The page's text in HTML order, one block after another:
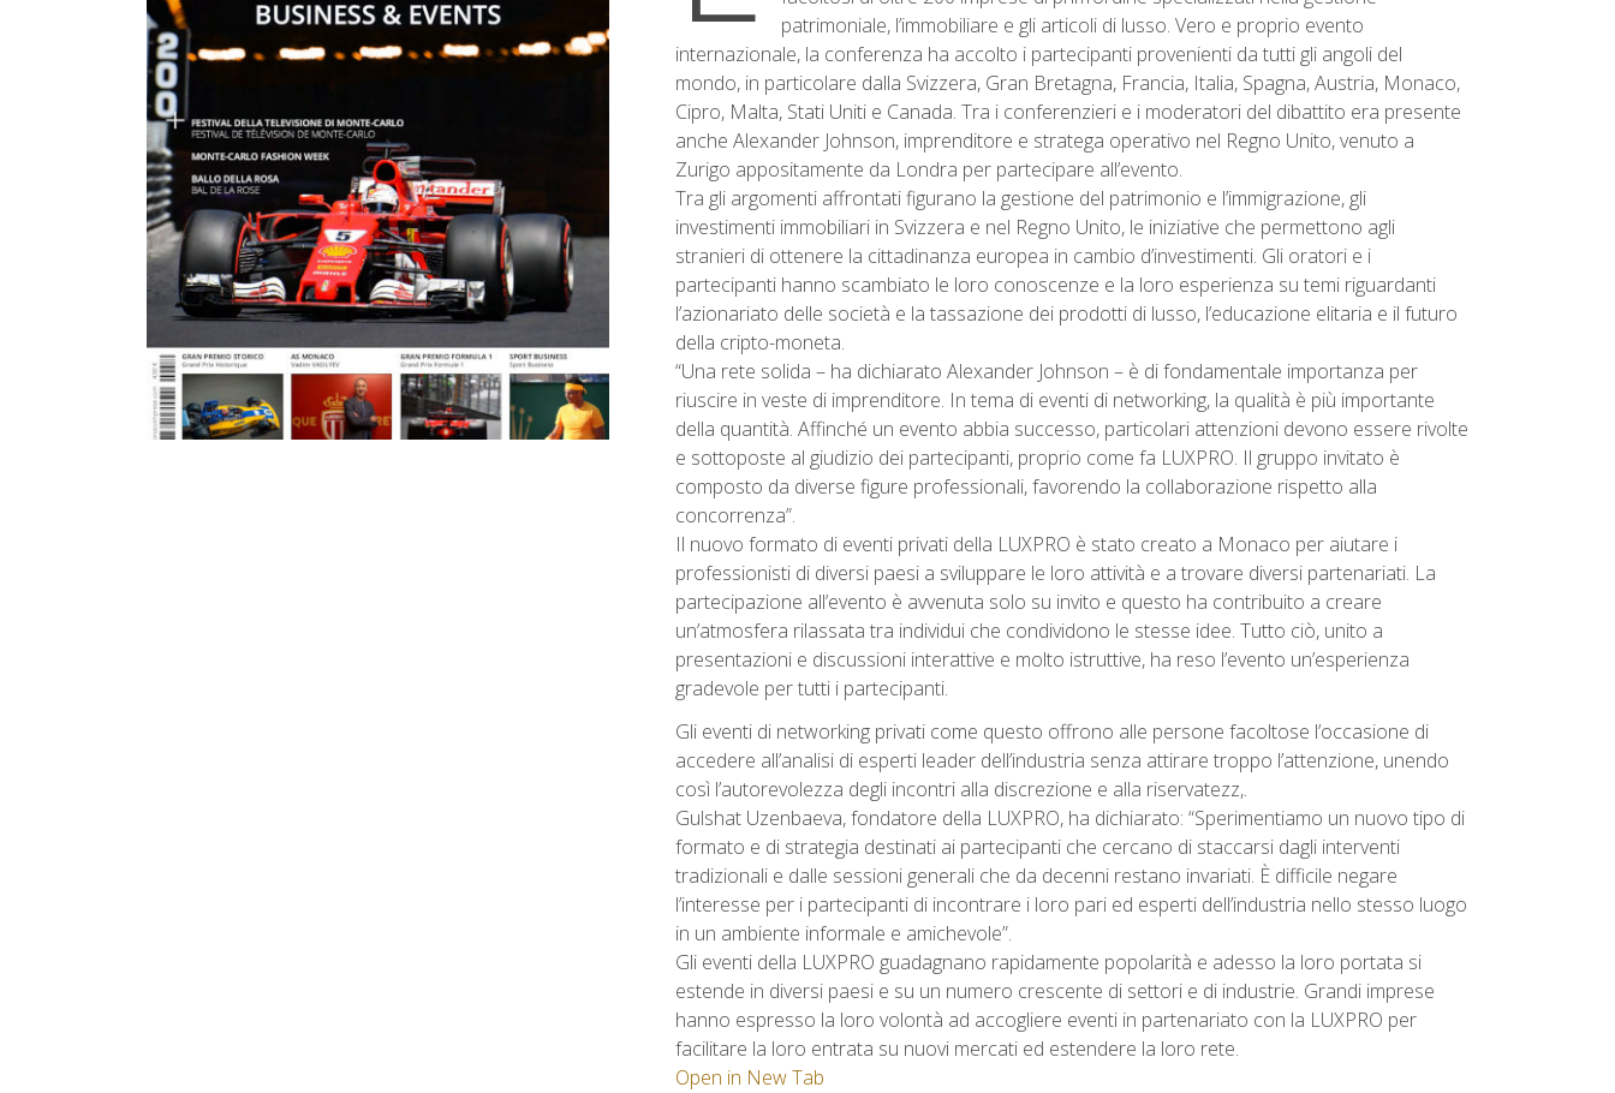
patrimoniale, l’immobiliare e gli articoli di lusso. Vero e proprio evento
internazionale, la conferenza ha accolto i partecipanti provenienti da tutti gli angoli del
mondo, in particolare dalla Svizzera, Gran Bretagna, Francia, Italia, Spagna, Austria, Monaco,
Cipro, Malta, Stati Uniti e Canada. Tra i conferenzieri e i moderatori del dibattito era presente
anche Alexander Johnson, imprenditore e stratega operativo nel Regno Unito, venuto a
Zurigo appositamente da Londra per partecipare all’evento.
Tra gli argomenti affrontati figurano la gestione del patrimonio e l’immigrazione, gli
investimenti immobiliari in Svizzera e nel Regno Unito, le iniziative che permettono agli
stranieri di ottenere la cittadinanza europea in cambio d’investimenti. Gli oratori e i
partecipanti hanno scambiato le loro conoscenze e la loro esperienza su temi riguardanti
l’azionariato delle società e la tassazione dei prodotti di lusso, l’educazione elitaria e il futuro
della cripto-moneta.
“Una rete solida – ha dichiarato Alexander Johnson – è di fondamentale importanza per
riuscire in veste di imprenditore. In tema di eventi di networking, la qualità è più importante
della quantità. Affinché un evento abbia successo, particolari attenzioni devono essere rivolte
e sottoposte al giudizio dei partecipanti, proprio come fa LUXPRO. Il gruppo invitato è
composto da diverse figure professionali, favorendo la collaborazione rispetto alla
concorrenza”.
Il nuovo formato di eventi privati della LUXPRO è stato creato a Monaco per aiutare i
professionisti di diversi paesi a sviluppare le loro attività e a trovare diversi partenariati. La
partecipazione all’evento è avvenuta solo su invito e questo ha contribuito a creare
un’atmosfera rilassata tra individui che condividono le stesse idee. Tutto ciò, unito a
presentazioni e discussioni interattive e molto istruttive, ha reso l’evento un’esperienza
gradevole per tutti i partecipanti.
Gli eventi di networking privati come questo offrono alle persone facoltose l’occasione di
accedere all’analisi di esperti leader dell’industria senza attirare troppo l’attenzione, unendo
così l’autorevolezza degli incontri alla discrezione e alla riservatezz,.
Gulshat Uzenbaeva, fondatore della LUXPRO, ha dichiarato: “Sperimentiamo un nuovo tipo di
formato e di strategia destinati ai partecipanti che cercano di staccarsi dagli interventi
tradizionali e dalle sessioni generali che da decenni restano invariati. È difficile negare
l’interesse per i partecipanti di incontrare i loro pari ed esperti dell’industria nello stesso luogo
in un ambiente informale e amichevole”.
Gli eventi della LUXPRO guadagnano rapidamente popolarità e adesso la loro portata si
estende in diversi paesi e su un numero crescente di settori e di industrie. Grandi imprese
hanno espresso la loro volontà ad accogliere eventi in partenariato con la LUXPRO per
facilitare la loro entrata su nuovi mercati ed estendere la loro rete.
Open in New Tab